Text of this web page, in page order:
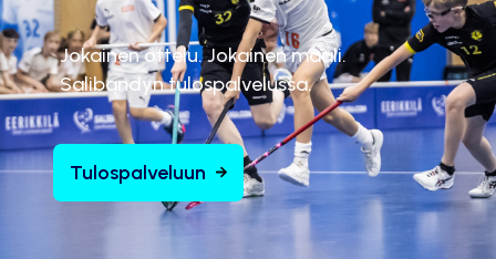
Jokainen ottelu. Jokainen maali.
Salibandyn tulospalvelussa.
Tulospalveluun